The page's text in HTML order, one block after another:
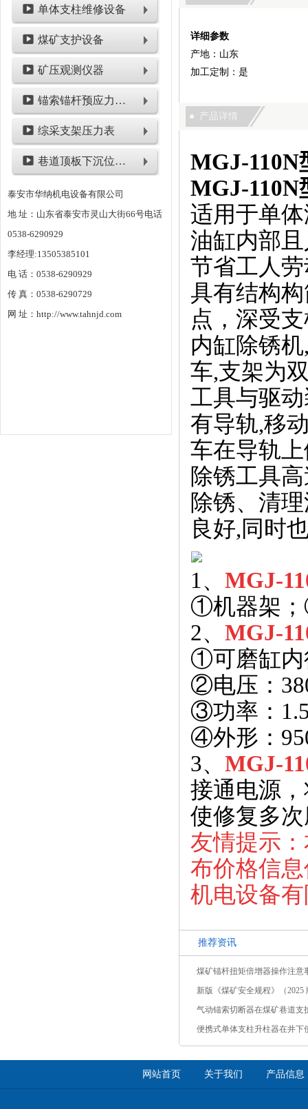
单体支柱维修设备
煤矿支护设备
矿压观测仪器
锚索锚杆预应力检测设备
综采支架压力表
巷道顶板下沉位移类仪表
泰安市华纳机电设备有限公司
地 址：山东省泰安市灵山大街66号电话
0538-6290929
李经理:13505385101
电 话：0538-6290929
传 真：0538-6290729
网 址：http://www.tahnjd.com
详细参数
产地：山东
加工定制：是
产品详情
MGJ-110N
MGJ-110N
适用于单
油缸内部
节省工人
具有结构
点，深受
内缸除锈
车,支架为
工具与驱
有导轨,移
车在导轨
除锈工具
除锈、清
良好,同时
1、MGJ-
①机器架
2、MGJ-
①可磨缸内
②电压：
③功率：
④外形：
3、MGJ-
接通电源
使修复多
友情提示
布价格信
机电设备
推荐资讯
煤矿锚杆扭矩倍增器操作注意
新版《煤矿安全规程》（2025
气动锚索切断器在煤矿巷道支
便携式单体支柱升柱器在井下
网站首页 关于我们 产品信息